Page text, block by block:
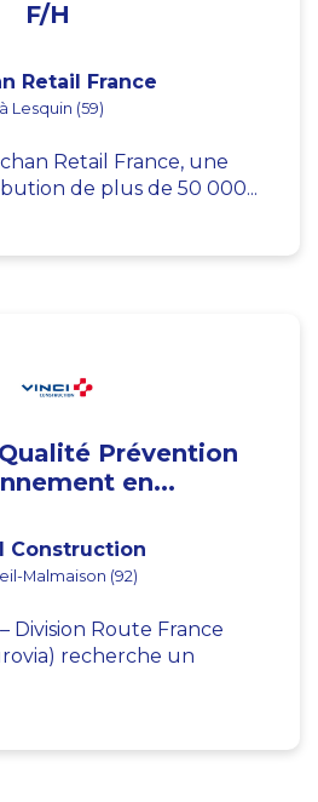
F/H
Retail France
à Lesquin (59)
Retail France, une
de plus de 50 000...
Prévention
en...
Construction
Malmaison (92)
Division Route France
recherche un